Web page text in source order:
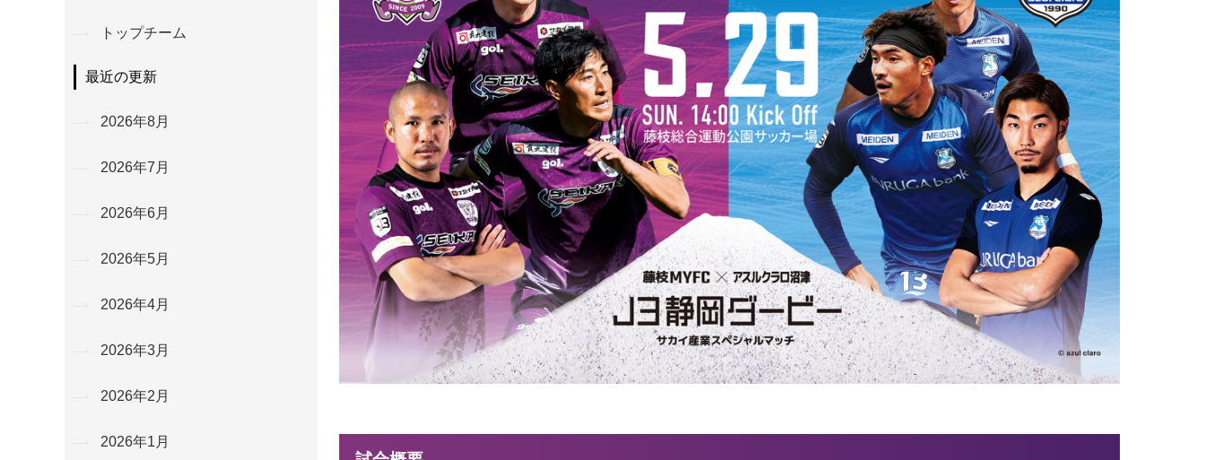
トップチーム
最近の更新
2026年8月
2026年7月
2026年6月
2026年5月
2026年4月
2026年3月
2026年2月
2026年1月